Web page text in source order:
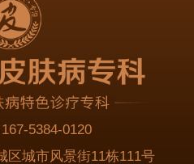
167-5384-0120
区城市风景街11栋111号